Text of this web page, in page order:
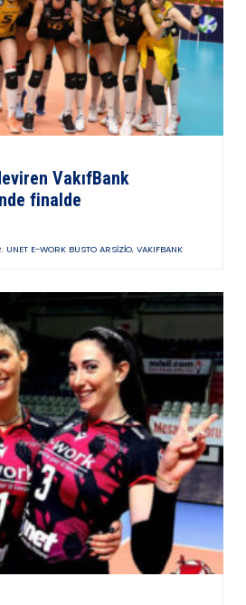
VakıfBank
finalde
UNET E-WORK BUSTO ARSIZIO, VAKIFBANK